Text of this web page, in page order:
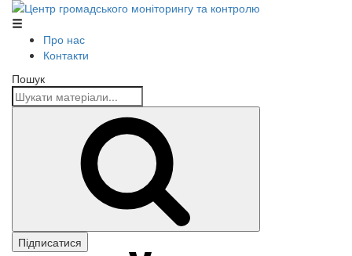
Центр громадського моніторингу та контролю
Про нас
Контакти
Пошук
Підписатися